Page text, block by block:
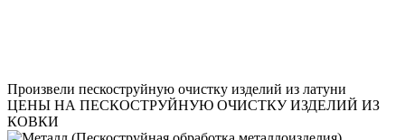
Произвели пескоструйную очистку изделий из латуни
ЦЕНЫ НА ПЕСКОСТРУЙНУЮ ОЧИСТКУ ИЗДЕЛИЙ ИЗ
КОВКИ